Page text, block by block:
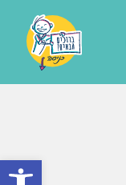
פתח